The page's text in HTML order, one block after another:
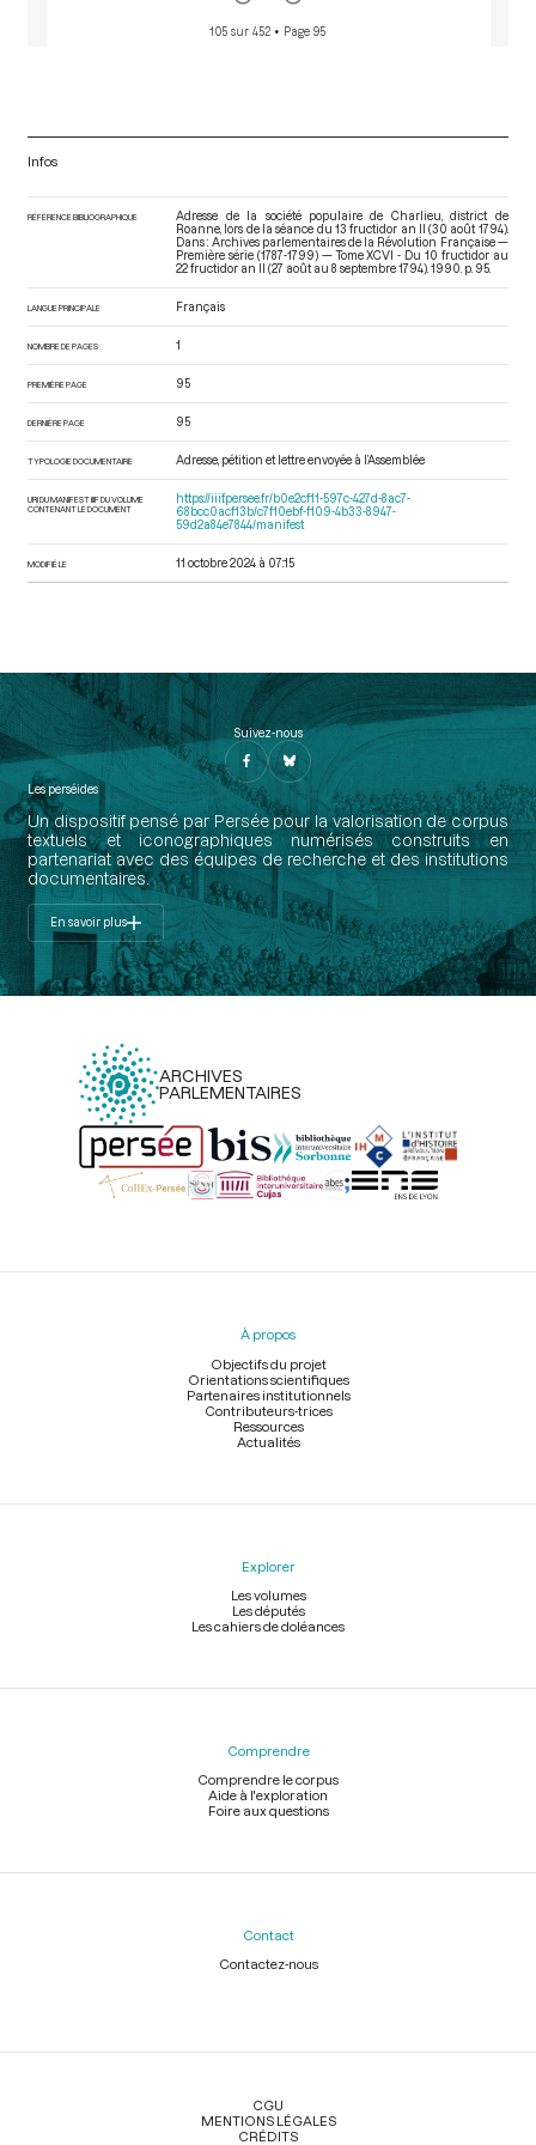
105 sur 452 • Page 95
Infos
RÉFÉRENCE BIBLIOGRAPHIQUE
Adresse de la société populaire de Charlieu, district de
Roanne, lors de la séance du 13 fructidor an II (30 août 1794).
Dans : Archives parlementaires de la Révolution Française —
Première série (1787-1799) — Tome XCVI - Du 10 fructidor au
22 fructidor an II (27 août au 8 septembre 1794) . 1990. p. 95.
LANGUE PRINCIPALE Français
NOMBRE DE PAGES 1
PREMIÈRE PAGE 95
DERNIÈRE PAGE 95
TYPOLOGIE DOCUMENTAIRE Adresse, pétition et lettre envoyée à l’Assemblée
URI DU MANIFEST IIIF DU VOLUME
CONTENANT LE DOCUMENT
https://iiif.persee.fr/b0e2cf11-597c-427d-8ac7-
68bcc0acf13b/c7f10ebf-f109-4b33-8947-
59d2a84e7844/manifest
MODIFIÉ LE 11 octobre 2024 à 07:15
Suivez-nous
Les perséides
Un dispositif pensé par Persée pour la valorisation de corpus
textuels et iconographiques numérisés construits en
partenariat avec des équipes de recherche et des institutions
documentaires.
En savoir plus
ARCHIVES
PARLEMENTAIRES
Menu
À propos
Objectifs du projet
Orientations scientifiques
Partenaires institutionnels
Contributeurs-trices
Ressources
Actualités
Explorer
Les volumes
Les députés
Les cahiers de doléances
Comprendre
Comprendre le corpus
Aide à l'exploration
Foire aux questions
Contact
Contactez-nous
Légal
CGU
MENTIONS LÉGALES
CRÉDITS